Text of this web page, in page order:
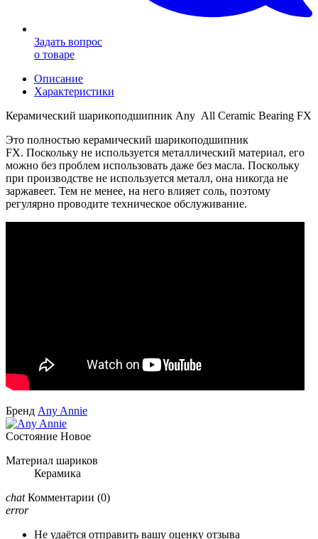
Задать вопрос
о товаре
Описание
Характеристики
Керамический шарикоподшипник Any All Ceramic Bearing FX
Это полностью керамический шарикоподшипник
FX. Поскольку не используется металлический материал, его
можно без проблем использовать даже без масла. Поскольку
при производстве не используется металл, она никогда не
заржавеет. Тем не менее, на него влияет соль, поэтому
регулярно проводите техническое обслуживание.
Бренд Any Annie
Состояние Новое
Материал шариков
Керамика
chat Комментарии (0)
error
Не удаётся отправить вашу оценку отзыва